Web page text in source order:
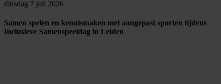
dinsdag 7 juli 2026
Samen spelen en kennismaken met aangepast sporten tijdens
Inclusieve Samenspeeldag in Leiden